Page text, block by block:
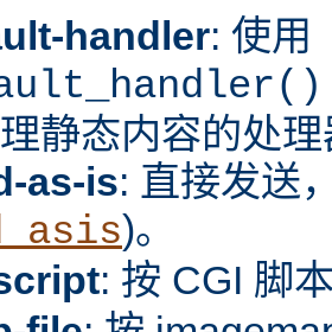
handler: 使用
静态内容的处
as-is: 直接发送
)。
: 按 CGI 脚